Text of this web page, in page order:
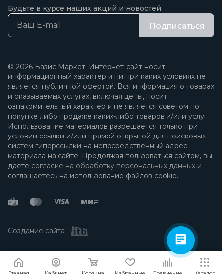
Будьте в курсе наших акций и новостей
Подписаться
© 2026 Базис Маркет. Интернет-сайт носит
информационный характер и ни при каких условиях не
является публичной офертой. Вся информация о товарах
и оказываемых услугах, включая цены, носит
ознакомительный характер и не является советом по
покупке либо продаже каких-либо товаров и/или услуг.
Использование материалов разрешается только при
условии ссылки и/или прямой открытой для поисковых
систем гиперссылки на непосредственный адрес
материала на сайте. Продолжая пользоваться сайтом, вы
даете согласие на обработку персональных данных и
соглашаетесь на использование файлов cookie.
Создание сайта
Мы используем файлы cookie. Подробнее Я согласен